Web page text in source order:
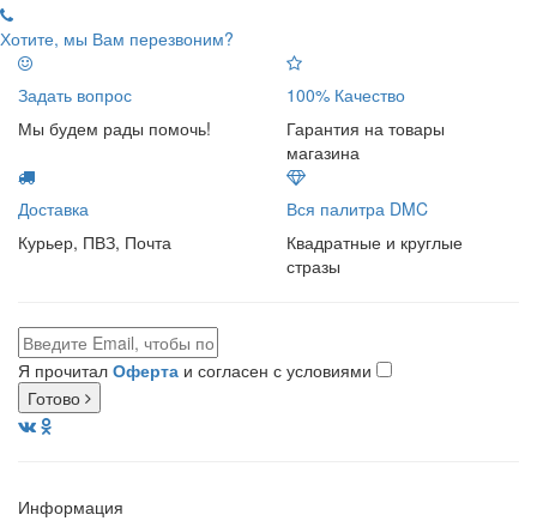
Хотите, мы Вам перезвоним?
Задать вопрос
Мы будем рады помочь!
100% Качество
Гарантия на товары
магазина
Доставка
Курьер, ПВЗ, Почта
Вся палитра DMC
Квадратные и круглые
стразы
Я прочитал Оферта и согласен с условиями
Готово
Информация